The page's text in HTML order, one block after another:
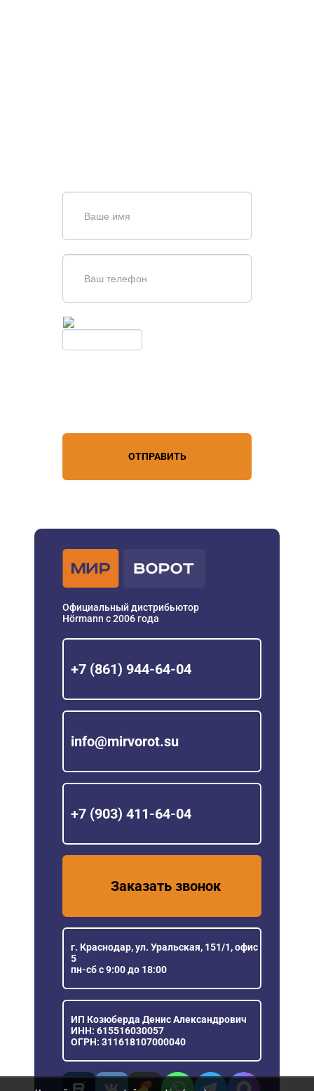
ОТПРАВИТЬ
Официальный дистрибьютор
Hörmann с 2006 года
+7 (861) 944-64-04
info@mirvorot.su
+7 (903) 411-64-04
Заказать звонок
г. Краснодар, ул. Уральская, 151/1, офис
5
пн-сб с 9:00 до 18:00
ИП Козюберда Денис Александрович
ИНН: 615516030057
ОГРН: 311618107000040